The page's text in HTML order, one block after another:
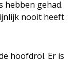
hebben gehad.
nooit heeft
hoofdrol. Er is